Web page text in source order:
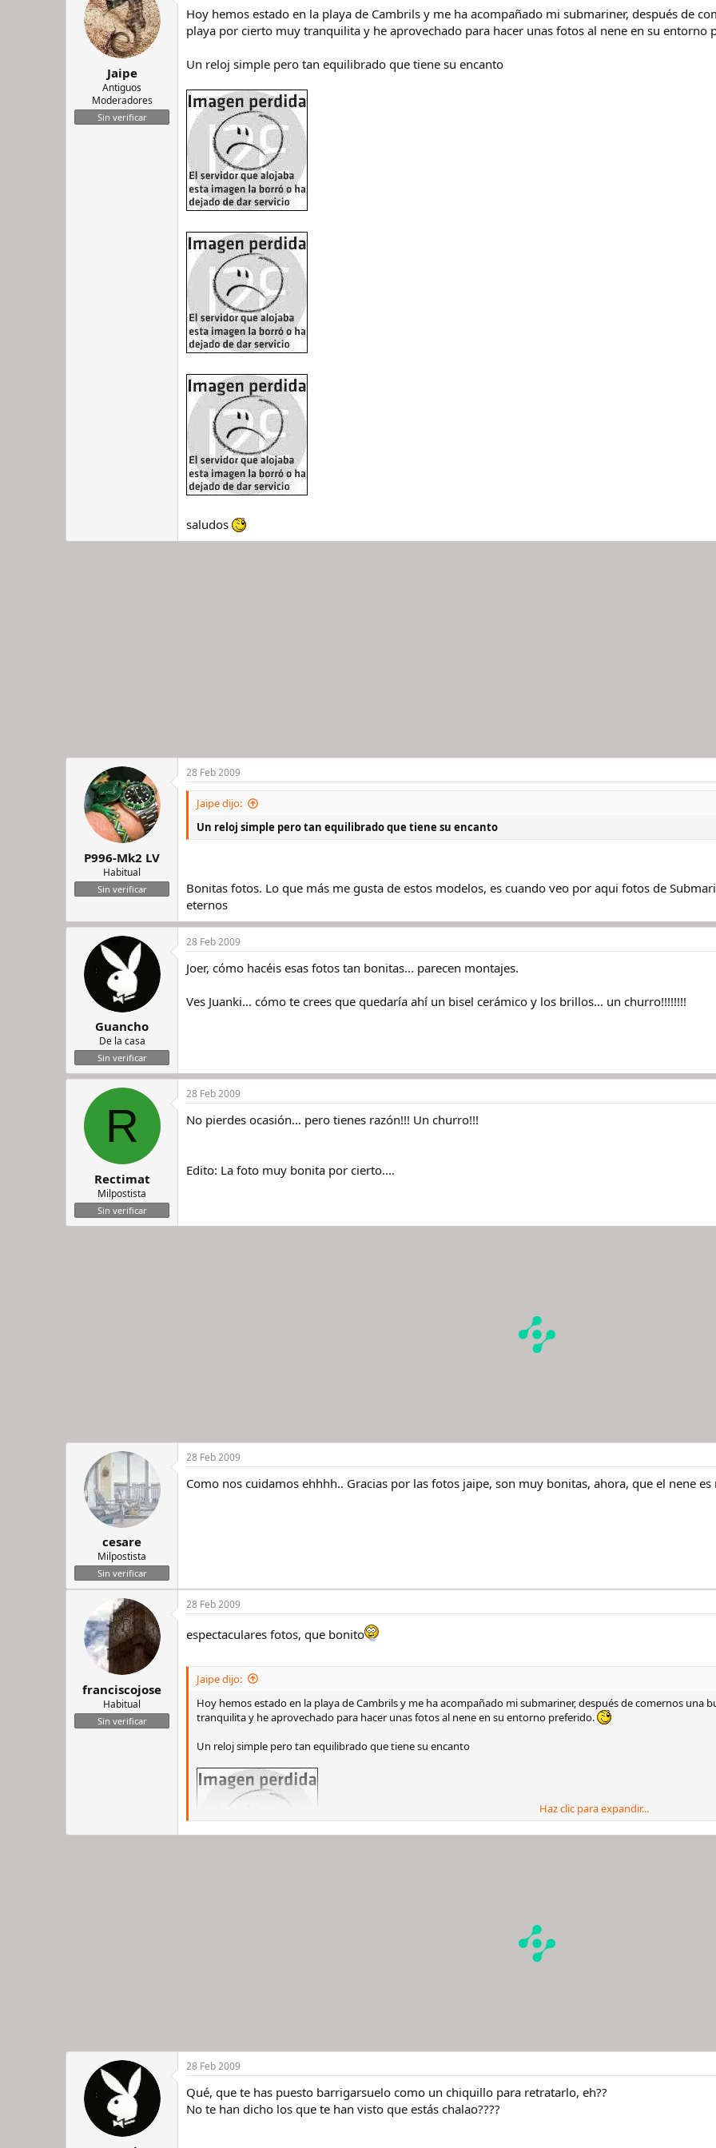
o
n
i
c
i
o
Jaipe
Antiguos
Moderadores
Sin verificar
Hoy hemos estado en la playa de Cambrils y me ha acompañado mi submariner, después de
playa por cierto muy tranquilita y he aprovechado para hacer unas fotos al nene en su entorno
Un reloj simple pero tan equilibrado que tiene su encanto
saludos
P996-Mk2 LV
Habitual
Sin verificar
28 Feb 2009
Jaipe dijo:
Un reloj simple pero tan equilibrado que tiene su encanto
Bonitas fotos. Lo que más me gusta de estos modelos, es cuando veo por aqui fotos de
eternos
Guancho
De la casa
Sin verificar
28 Feb 2009
Joer, cómo hacéis esas fotos tan bonitas... parecen montajes.
Ves Juanki... cómo te crees que quedaría ahí un bisel cerámico y los brillos... un churro!!!!!!!!
R
Rectimat
Milpostista
Sin verificar
28 Feb 2009
No pierdes ocasión... pero tienes razón!!! Un churro!!!
Edito: La foto muy bonita por cierto....
cesare
Milpostista
Sin verificar
28 Feb 2009
Como nos cuidamos ehhhh.. Gracias por las fotos jaipe, son muy bonitas, ahora, que el nene
franciscojose
Habitual
Sin verificar
28 Feb 2009
espectaculares fotos, que bonito
Jaipe dijo:
Hoy hemos estado en la playa de Cambrils y me ha acompañado mi submariner, después de comernos una
tranquilita y he aprovechado para hacer unas fotos al nene en su entorno preferido.
Un reloj simple pero tan equilibrado que tiene su encanto
Haz clic para expandir...
28 Feb 2009
Qué, que te has puesto barrigarsuelo como un chiquillo para retratarlo, eh??
No te han dicho los que te han visto que estás chalao????